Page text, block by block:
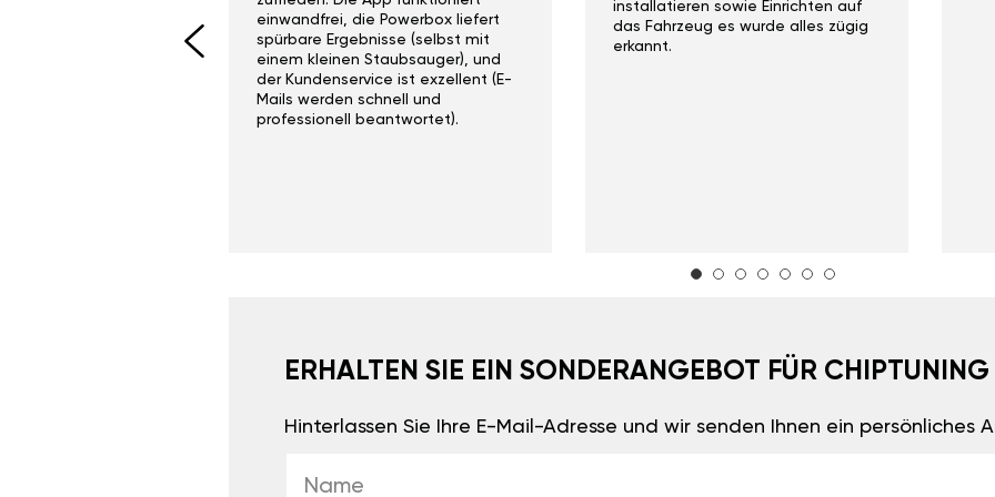
einwandfrei, die Powerbox liefert
spürbare Ergebnisse (selbst mit
einem kleinen Staubsauger), und
der Kundenservice ist exzellent (E-
Mails werden schnell und
professionell beantwortet).
installatieren sowie Einrichten auf
das Fahrzeug es wurde alles zügig
erkannt.
ERHALTEN SIE EIN SONDERANGEBOT FÜR CHIPTUNING
Hinterlassen Sie Ihre E-Mail-Adresse und wir senden Ihnen ein persönliches